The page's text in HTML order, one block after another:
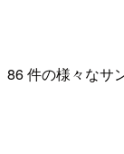
86 件の様々なサ